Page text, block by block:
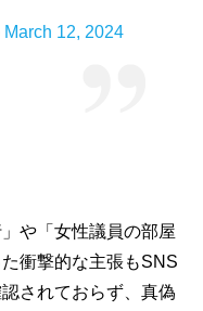
March 12, 2024
や「女性議員の部屋
衝撃的な主張もSNS
されておらず、真偽